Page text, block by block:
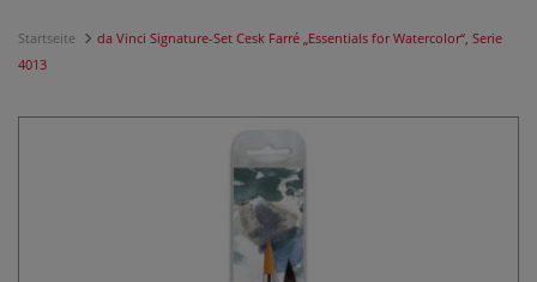
Startseite
da Vinci Signature-Set Cesk Farré „Essentials for Watercolor“, Serie
4013